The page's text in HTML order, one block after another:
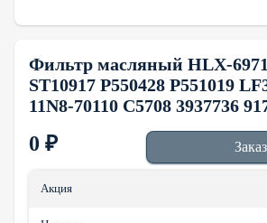
Фильтр масляный HLX-
ST10917 P550428 P551019
11N8-70110 C5708 3937736
Акция
0 ₽